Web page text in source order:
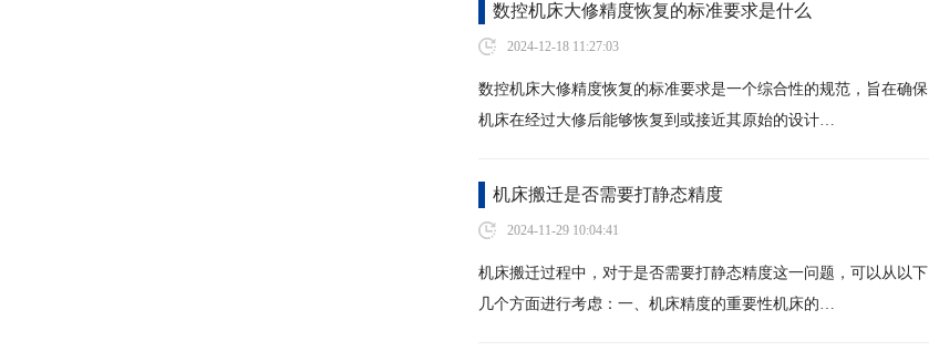
数控机床大修精度恢复的标准要求是什么
2024-12-18 11:27:03
数控机床大修精度恢复的标准要求是一个综合性的规范，旨在确保
机床在经过大修后能够恢复到或接近其原始的设计…
机床搬迁是否需要打静态精度
2024-11-29 10:04:41
机床搬迁过程中，对于是否需要打静态精度这一问题，可以从以下
几个方面进行考虑：一、机床精度的重要性机床的…